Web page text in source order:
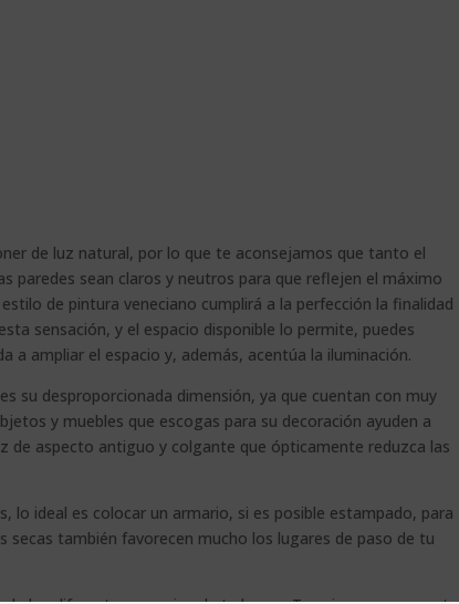
de luz natural, por lo que te aconsejamos que tanto el
paredes sean claros y neutros para que reflejen el máximo
de pintura veneciano cumplirá a la perfección la finalidad
sensación, y el espacio disponible lo permite, puedes
a ampliar el espacio y, además, acentúa la iluminación.
su desproporcionada dimensión, ya que cuentan con muy
y muebles que escogas para su decoración ayuden a
de aspecto antiguo y colgante que ópticamente reduzca las
lo ideal es colocar un armario, si es posible estampado, para
también favorecen mucho los lugares de paso de tu